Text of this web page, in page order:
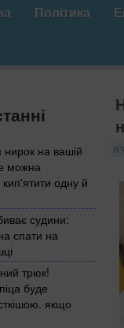
Політика
нирок на вашій
можна
одну й
судини:
спати на
трюк!
буде
якщо